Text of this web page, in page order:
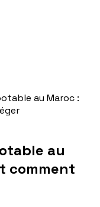
au Maroc :
au
comment